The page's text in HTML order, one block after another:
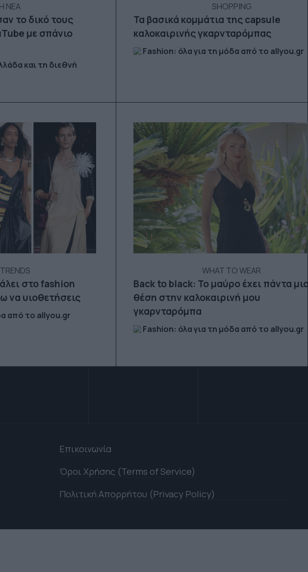
ΝΕΑ
το δικό τους
με σπάνιο
και τη διεθνή
SHOPPING
Τα βασικά κομμάτια της capsule
καλοκαιρινής γκαρνταρόμπας
Fashion: όλα για τη μόδα από το allyou.gr
στο fashion
να υιοθετήσεις
από το allyou.gr
WHAT TO WEAR
Back to black: Το μαύρο έχει πάντα
θέση στην καλοκαιρινή μου
γκαρνταρόμπα
Fashion: όλα για τη μόδα από το allyou.gr
Επικοινωνία
Όροι Χρήσης (Terms of Service)
Πολιτική Απορρήτου (Privacy Policy)